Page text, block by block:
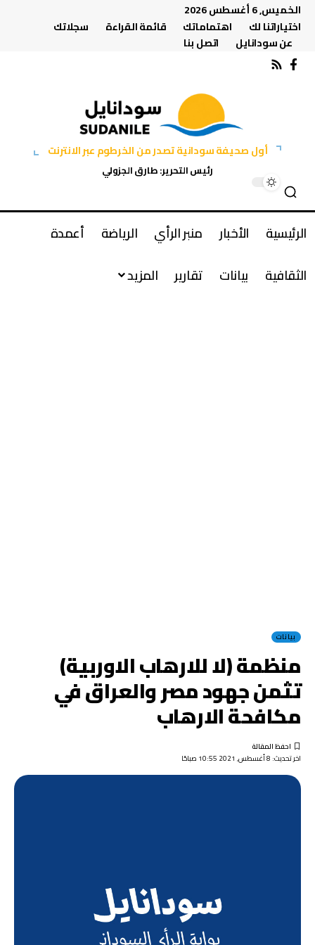
الخميس, 6 أغسطس 2026
اختياراتنا لك
اهتماماتك قائمة القراءة
سجلاتك
عن سودانايل
اتصل بنا
أول صحيفة سودانية تصدر من الخرطوم عبر الانترنت
رئيس التحرير: طارق الجزولي
الرئيسية الأخبار منبر الرأي الرياضة
أعمدة
الثقافية
بيانات تقارير المزيد
بيانات
منظمة (لا للارهاب الاوربية)
تثمن جهود مصر والعراق في
مكافحة الارهاب
اخر تحديث: 8 أغسطس, 2021 10:55 صباحًا